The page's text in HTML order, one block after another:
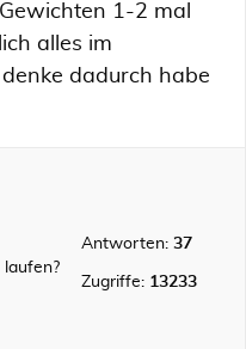
1-2 mal
alles im
dadurch habe
laufen?
Antworten: 37
Zugriffe: 13233